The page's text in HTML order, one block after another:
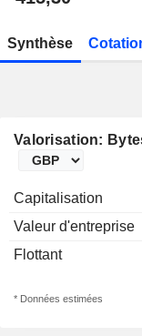
Synthèse
Valorisation:
Capitalisation
Valeur d'entreprise
Flottant
* Données estimées